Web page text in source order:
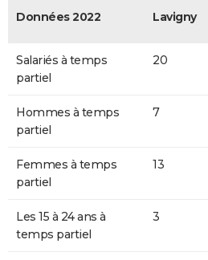
Données 2022 Lavigny
Salariés à temps
partiel
20
Hommes à temps
partiel
7
Femmes à temps
partiel
13
Les 15 à 24 ans à
temps partiel
3